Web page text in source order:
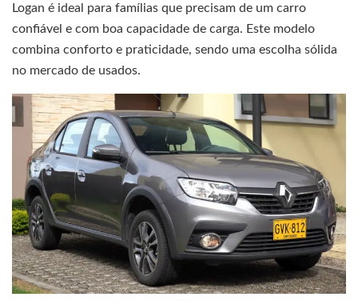
Logan é ideal para famílias que precisam de um carro
confiável e com boa capacidade de carga. Este modelo
combina conforto e praticidade, sendo uma escolha sólida
no mercado de usados.